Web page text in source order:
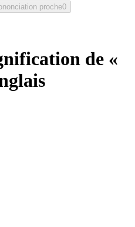
proche0
de «